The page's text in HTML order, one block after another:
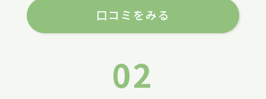
口コミをみる
02